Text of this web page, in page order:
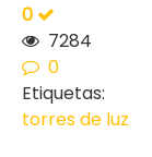
0
7284
0
Etiquetas:
torres de luz